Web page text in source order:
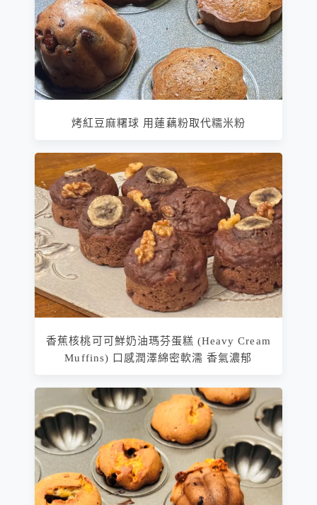
烤紅豆麻糬球 用蓮藕粉取代糯米粉
香蕉核桃可可鮮奶油瑪芬蛋糕 (Heavy Cream
Muffins) 口感潤澤綿密軟濡 香氣濃郁